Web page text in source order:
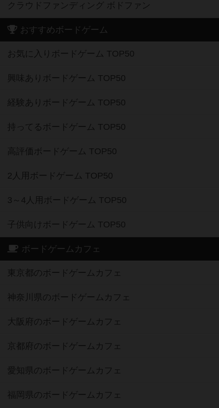
クラウドファンディング ボドファン
おすすめボードゲーム
お気に入りボードゲーム TOP50
興味ありボードゲーム TOP50
経験ありボードゲーム TOP50
持ってるボードゲーム TOP50
高評価ボードゲーム TOP50
2人用ボードゲーム TOP50
3～4人用ボードゲーム TOP50
子供向けボードゲーム TOP50
ボードゲームカフェ
東京都のボードゲームカフェ
神奈川県のボードゲームカフェ
大阪府のボードゲームカフェ
京都府のボードゲームカフェ
愛知県のボードゲームカフェ
福岡県のボードゲームカフェ